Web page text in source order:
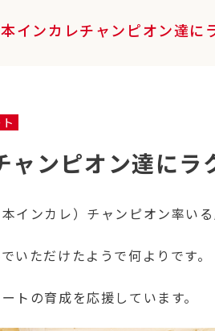
インカレチャンピオン達に
ャンピオン達にラ
インカレ）チャンピオン率い
いただけたようで何よりです。
トの育成を応援しています。